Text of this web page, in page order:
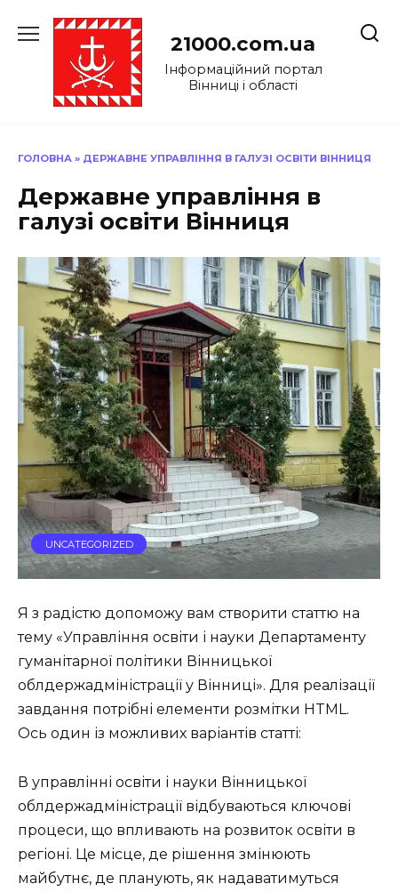
до
21000.com.ua
Інформаційний портал
Вінниці і області
ГОЛОВНА » ДЕРЖАВНЕ УПРАВЛІННЯ В ГАЛУЗІ ОСВІТИ ВІННИЦЯ
Державне управління в
галузі освіти Вінниця
UNCATEGORIZED
Я з радістю допоможу вам створити статтю на
тему «Управління освіти і науки Департаменту
гуманітарної політики Вінницької
облдержадміністрації у Вінниці». Для реалізації
завдання потрібні елементи розмітки HTML.
Ось один із можливих варіантів статті:
В управлінні освіти і науки Вінницької
облдержадміністрації відбуваються ключові
процеси, що впливають на розвиток освіти в
регіоні. Це місце, де рішення змінюють
майбутнє, де планують, як надаватимуться